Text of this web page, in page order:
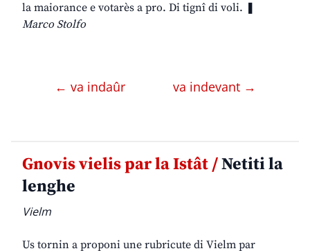
la maiorance e votarès a pro. Di tignî di voli. ❚
Marco Stolfo
← va indaûr va indevant →
Gnovis vielis par la Istât /Netiti la
lenghe
Vielm
Us tornin a proponi une rubricute di Vielm par